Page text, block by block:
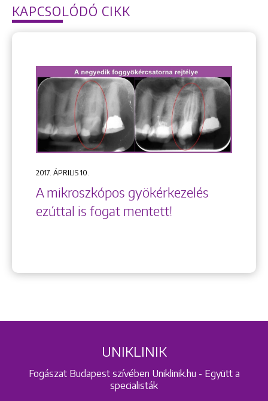
KAPCSOLÓDÓ CIKK
2017. ÁPRILIS 10.
A mikroszkópos gyökérkezelés
ezúttal is fogat mentett!
UNIKLINIK
Fogászat Budapest szívében Uniklinik.hu - Együtt a
specialisták